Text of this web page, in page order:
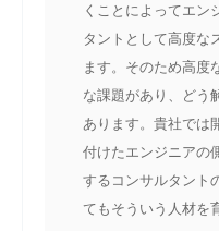
くことによってエン
タントとして高度な
ます。そのため高度
な課題があり、どう
あります。貴社では
付けたエンジニアの
するコンサルタント
てもそういう人材を